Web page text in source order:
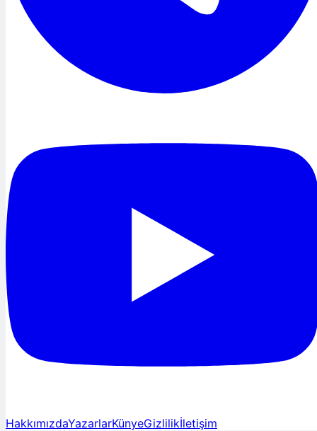
HakkımızdaYazarlarKünyeGizlilikİletişim